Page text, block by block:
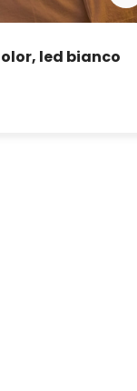
led bianco